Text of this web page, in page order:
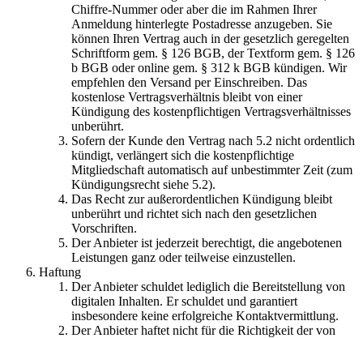
Chiffre-Nummer oder aber die im Rahmen Ihrer
Anmeldung hinterlegte Postadresse anzugeben. Sie
können Ihren Vertrag auch in der gesetzlich geregelten
Schriftform gem. § 126 BGB, der Textform gem. § 126
b BGB oder online gem. § 312 k BGB kündigen. Wir
empfehlen den Versand per Einschreiben. Das
kostenlose Vertragsverhältnis bleibt von einer
Kündigung des kostenpflichtigen Vertragsverhältnisses
unberührt.
Sofern der Kunde den Vertrag nach 5.2 nicht ordentlich
kündigt, verlängert sich die kostenpflichtige
Mitgliedschaft automatisch auf unbestimmter Zeit (zum
Kündigungsrecht siehe 5.2).
Das Recht zur außerordentlichen Kündigung bleibt
unberührt und richtet sich nach den gesetzlichen
Vorschriften.
Der Anbieter ist jederzeit berechtigt, die angebotenen
Leistungen ganz oder teilweise einzustellen.
Haftung
Der Anbieter schuldet lediglich die Bereitstellung von
digitalen Inhalten. Er schuldet und garantiert
insbesondere keine erfolgreiche Kontaktvermittlung.
Der Anbieter haftet nicht für die Richtigkeit der von